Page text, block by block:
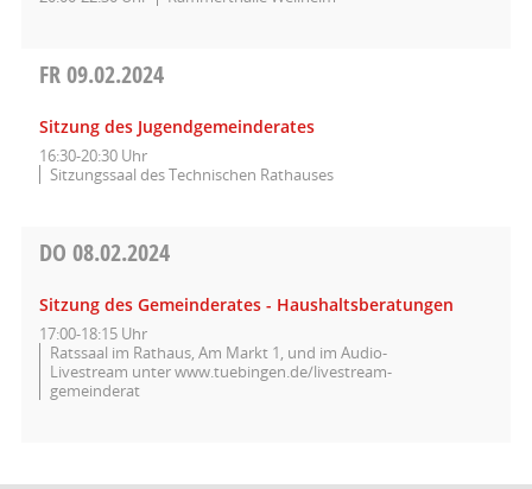
FR09.02.2024
Sitzung des Jugendgemeinderates
16:30-20:30 Uhr
Sitzungssaal des Technischen Rathauses
DO 08.02.2024
Sitzung des Gemeinderates - Haushaltsberatungen
17:00-18:15 Uhr
Ratssaal im Rathaus, Am Markt 1, und im Audio-
Livestream unter www.tuebingen.de/livestream-
gemeinderat